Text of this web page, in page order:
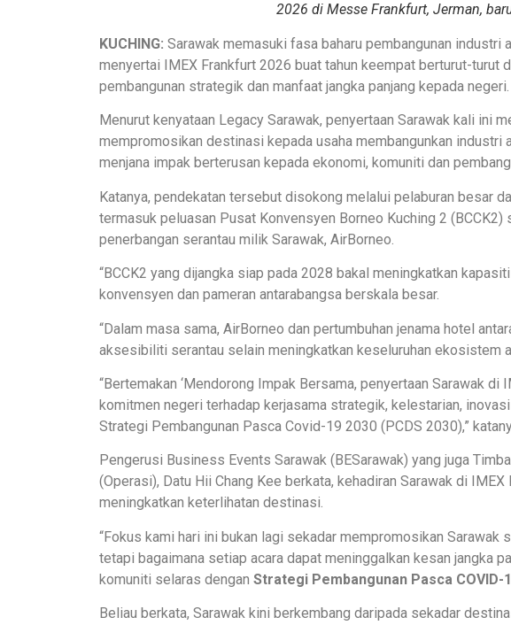
2026 di Messe Frankfurt, Jerman,
KUCHING: Sarawak memasuki fasa baharu pembangunan industri
menyertai IMEX Frankfurt 2026 buat tahun keempat berturut-turut
pembangunan strategik dan manfaat jangka panjang kepada negeri.
Menurut kenyataan Legacy Sarawak, penyertaan Sarawak kali ini
mempromosikan destinasi kepada usaha membangunkan industri
menjana impak berterusan kepada ekonomi, komuniti dan
Katanya, pendekatan tersebut disokong melalui pelaburan besar
termasuk peluasan Pusat Konvensyen Borneo Kuching 2 (BCCK2)
penerbangan serantau milik Sarawak, AirBorneo.
“BCCK2 yang dijangka siap pada 2028 bakal meningkatkan
konvensyen dan pameran antarabangsa berskala besar.
“Dalam masa sama, AirBorneo dan pertumbuhan jenama hotel
aksesibiliti serantau selain meningkatkan keseluruhan ekosistem
“Bertemakan ‘Mendorong Impak Bersama, penyertaan Sarawak di
komitmen negeri terhadap kerjasama strategik, kelestarian,
Strategi Pembangunan Pasca Covid-19 2030 (PCDS 2030),”
Pengerusi Business Events Sarawak (BESarawak) yang juga
(Operasi), Datu Hii Chang Kee berkata, kehadiran Sarawak di
meningkatkan keterlihatan destinasi.
“Fokus kami hari ini bukan lagi sekadar mempromosikan Sarawak
tetapi bagaimana setiap acara dapat meninggalkan kesan jangka
komuniti selaras dengan Strategi Pembangunan Pasca COVID-
Beliau berkata, Sarawak kini berkembang daripada sekadar